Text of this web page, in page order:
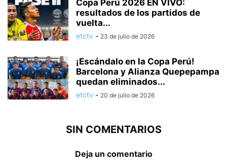
Copa Perú 2026 EN VIVO:
resultados de los partidos de
vuelta...
etctv - 23 de julio de 2026
¡Escándalo en la Copa Perú!
Barcelona y Alianza Quepepampa
quedan eliminados...
etctv - 20 de julio de 2026
SIN COMENTARIOS
Deja un comentario